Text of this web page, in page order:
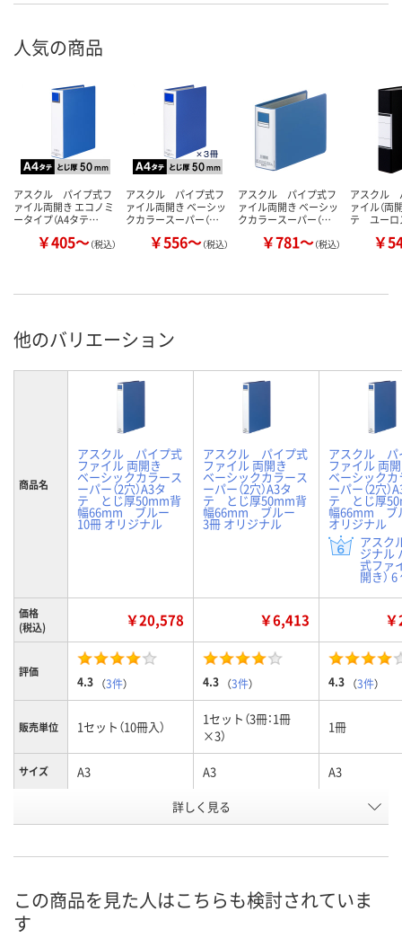
人気の商品
アスクル パイプ式フ
ァイル両開き エコノミ
ータイプ（A4タテ…
￥405～（税込）
アスクル パイプ式フ
ァイル両開き ベーシッ
クカラースーパー（…
￥556～（税込）
アスクル パイプ式フ
ァイル両開き ベーシッ
クカラースーパー（…
￥781～（税込）
アスクル
ァイル（両
テ ユーロ
￥
他のバリエーション
商品名
アスクル パイプ式
ファイル 両開き
ベーシックカラース
ーパー（2穴）A3タ
テ とじ厚50mm背
幅66mm ブルー
10冊 オリジナル
アスクル パイプ式
ファイル 両開き
ベーシックカラース
ーパー（2穴）A3タ
テ とじ厚50mm背
幅66mm ブルー
3冊 オリジナル
アスクル パ
ファイル 両
ベーシック
ーパー（2穴）
テ とじ厚
幅66mm
オリジナル
アスク
ジナル
式ファ
開き） 6
価格
(税込)
￥20,578 ￥6,413
評価
4.3 （3件） 4.3 （3件） 4.3 （3件）
販売単位 1セット（10冊入）
1セット（3冊：1冊
×3）
1冊
サイズ A3 A3 A3
9521546 9449238
8月7日（金）
詳しく見る
この商品を見た人はこちらも検討されていま
す